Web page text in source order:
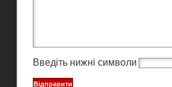
Введіть нижні символи